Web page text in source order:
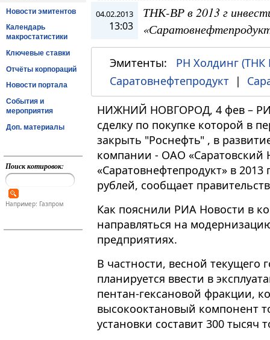
Новости эмитентов
Календарь
макростатистики
Ключевые ставки
Отчёты корпораций
Новости портала
События и
мероприятия
Доп. материалы
Поиск котировок:
Например: Газпром
04.02.2013
13:03
ТНК-ВР в 2013 г
Эмитенты: РН Холдинг (ТНК
Саратовнефтепродукт |
НИЖНИЙ НОВГОРОД, 4 фев –
сделку по покупке которой в
закрыть "Роснефть" , в
компании - ОАО
«Саратовнефтепродукт» в 2013
рублей, сообщает
Как пояснили РИА Новости в
направляться на
предприятиях.
В частности, весной текущего
планируется ввести в
пентан-гексановой фракции,
высокооктановый компонент
установки составит 300 тысяч